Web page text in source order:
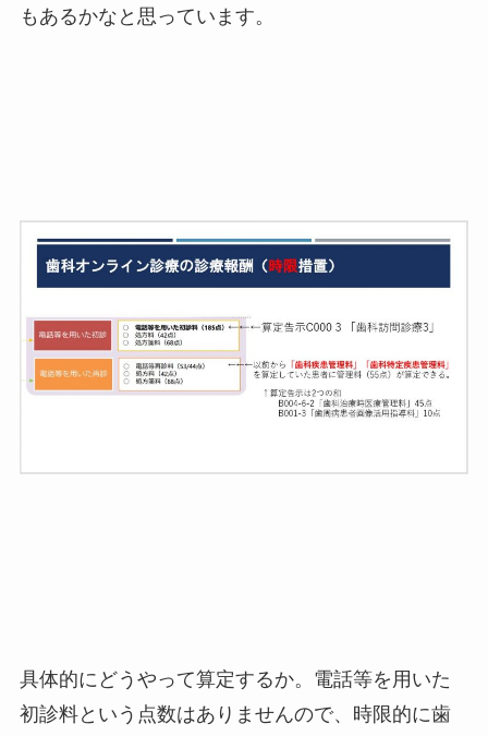
もあるかなと思っています。
具体的にどうやって算定するか。電話等を用いた
初診料という点数はありませんので、時限的に歯